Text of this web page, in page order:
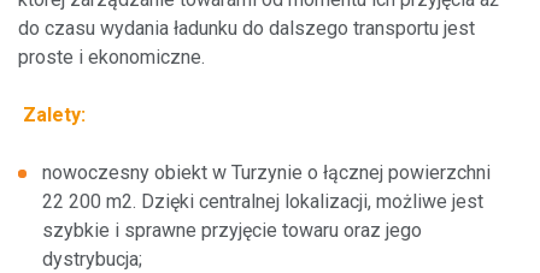
Parking TIR
O nas
do czasu wydania ładunku do dalszego transportu jest
proste i ekonomiczne.
Zalety:
nowoczesny obiekt w Turzynie o łącznej powierzchni
22 200 m2. Dzięki centralnej lokalizacji, możliwe jest
szybkie i sprawne przyjęcie towaru oraz jego
dystrybucja;